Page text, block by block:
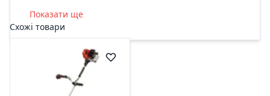
Показати ще
Схожі товари